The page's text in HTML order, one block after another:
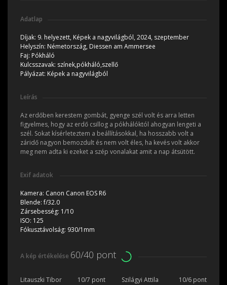
Adatlap
Díjak: 9. helyezett, Képek a nagyvilágból, 2024, szeptember
Helyszín: Németország, Diessen am Ammersee
Faj: Pókháló
Kulcsszavak: színek,pókháló,szellő
Pályázat: Képek a nagyvilágból
Leírás
Az erdőben kerestem gombát, gyenge szél volt és arra letten
figyelmes, hogy az erdő csillog a pókhálóktól ahogyan lengeti a
szél. Sokat kísérleteztem a beállításokkal, ha hosszabb volt a
záridő nagyon bemozdult és nem volt éles, ha kevés volt akkor
meg nem adta ki ezeket a szép vonalakat amit a nap átsütött.
Exif adatok
Kamera: Canon Canon EOS R6
Blende:f/32.0
Zársebesség: 1/10
ISO: 125
Fókusztávolság: 930/1mm
A kép értékelése 60/40 pont
Litauszki Tibor 10/7 pont Szilágyi Attila
10/6 pont